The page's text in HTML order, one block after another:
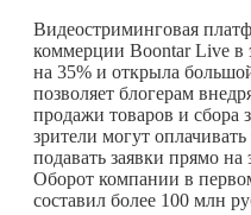
Видеостриминговая
коммерции Boontar Live в
на 35% и открыла
позволяет блогерам
продажи товаров и сбора
зрители могут
подавать заявки прямо на
Оборот компании в
составил более 100 млн